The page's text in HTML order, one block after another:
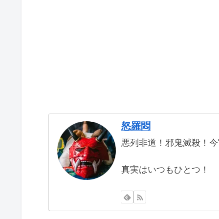
怒羅悶
悪列非道！邪鬼滅殺！今
真実はいつもひとつ！